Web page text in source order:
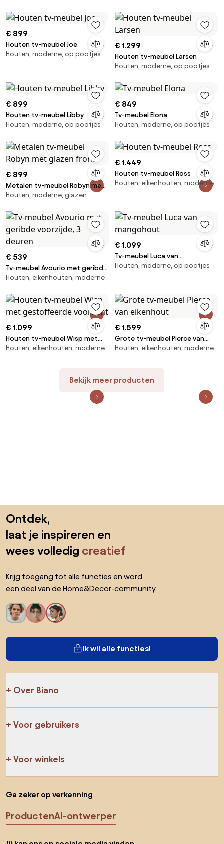
€ 899
Houten tv-meubel Joe
Houten, moderne, op pootjes
€ 1.299
Houten tv-meubel Larsen
Houten, moderne, op pootjes
€ 899
Houten tv-meubel Libby
Houten, moderne, op pootjes
€ 849
Tv-meubel Elona
Houten, moderne, op pootjes
€ 899
Metalen tv-meubel Robyn met
glazen front
Houten, moderne, glazen
€ 1.449
Houten tv-meubel Ross
Houten, eikenhouten, moderne
€ 539
Tv-meubel Avourio met geribde
voorzijde, 3 deuren
Houten, eikenhouten, moderne
€ 1.099
Tv-meubel Luca van
mangohout
Houten, moderne, op pootjes
€ 1.099
Houten tv-meubel Wisp met
gestoffeerde voorkant
Houten, eikenhouten, moderne
€ 1.599
Grote tv-meubel Pierce van
eikenhout
Houten, eikenhouten, moderne
Bekijk meer producten
Ontdek,
laat je inspireren en
wees volledig creatief
Krijg toegang tot alle functies en word
een deel van de Home&Decor-community.
Ik wil alle functies!
Over Biano
Voor gebruikers
Voor winkels
Ga zeker op verkenning
ProductenAI-ontwerper